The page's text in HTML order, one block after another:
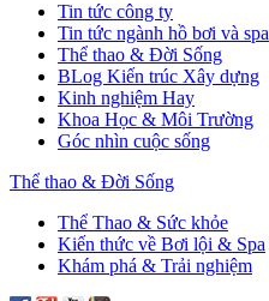
Tin tức công ty
Tin tức ngành hồ bơi và spa
Thể thao & Đời Sống
BLog Kiến trúc Xây dựng
Kinh nghiệm Hay
Khoa Học & Môi Trường
Góc nhìn cuộc sống
Thể thao & Đời Sống
Thể Thao & Sức khỏe
Kiến thức về Bơi lội & Spa
Khám phá & Trải nghiệm